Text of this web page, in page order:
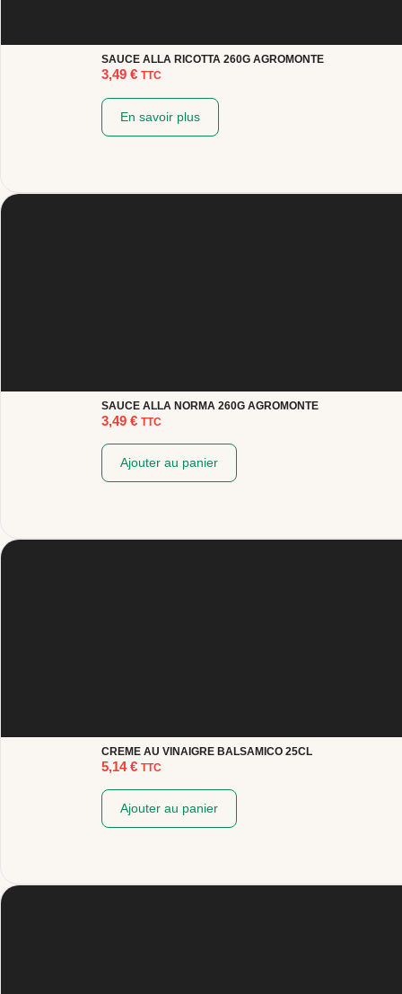
SAUCE ALLA RICOTTA 260G AGROMONTE
3,49 € TTC
En savoir plus
SAUCE ALLA NORMA 260G AGROMONTE
3,49 € TTC
Ajouter au panier
CREME AU VINAIGRE BALSAMICO 25CL
5,14€ TTC
Ajouter au panier